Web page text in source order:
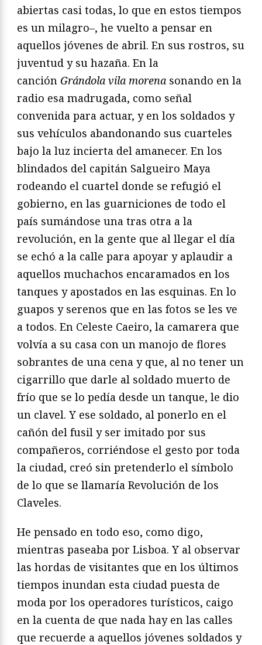
abiertas casi todas, lo que en estos tiempos
es un milagro–, he vuelto a pensar en
aquellos jóvenes de abril. En sus rostros, su
juventud y su hazaña. En la
canción Grándola vila morena sonando en la
radio esa madrugada, como señal
convenida para actuar, y en los soldados y
sus vehículos abandonando sus cuarteles
bajo la luz incierta del amanecer. En los
blindados del capitán Salgueiro Maya
rodeando el cuartel donde se refugió el
gobierno, en las guarniciones de todo el
país sumándose una tras otra a la
revolución, en la gente que al llegar el día
se echó a la calle para apoyar y aplaudir a
aquellos muchachos encaramados en los
tanques y apostados en las esquinas. En lo
guapos y serenos que en las fotos se les ve
a todos. En Celeste Caeiro, la camarera que
volvía a su casa con un manojo de flores
sobrantes de una cena y que, al no tener un
cigarrillo que darle al soldado muerto de
frío que se lo pedía desde un tanque, le dio
un clavel. Y ese soldado, al ponerlo en el
cañón del fusil y ser imitado por sus
compañeros, corriéndose el gesto por toda
la ciudad, creó sin pretenderlo el símbolo
de lo que se llamaría Revolución de los
Claveles.
He pensado en todo eso, como digo,
mientras paseaba por Lisboa. Y al observar
las hordas de visitantes que en los últimos
tiempos inundan esta ciudad puesta de
moda por los operadores turísticos, caigo
en la cuenta de que nada hay en las calles
que recuerde a aquellos jóvenes soldados y